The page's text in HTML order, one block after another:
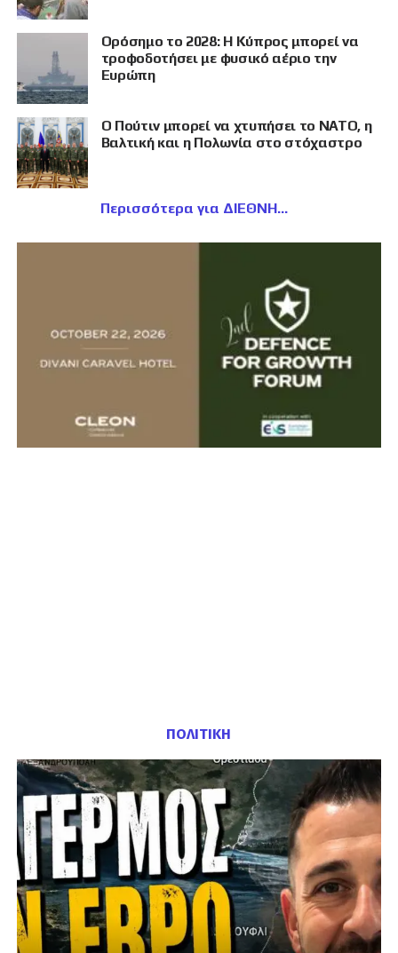
Ορόσημο το 2028: Η Κύπρος μπορεί να
τροφοδοτήσει με φυσικό αέριο την
Ευρώπη
Ο Πούτιν μπορεί να χτυπήσει το ΝΑΤΟ, η
Βαλτική και η Πολωνία στο στόχαστρο
Περισσότερα για ΔΙΕΘΝΗ
ΠΟΛΙΤΙΚΗ